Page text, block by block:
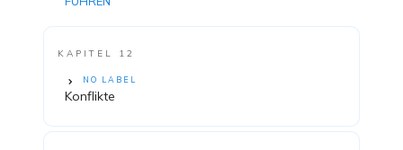
KAPITEL 12
NO LABEL
Konflikte